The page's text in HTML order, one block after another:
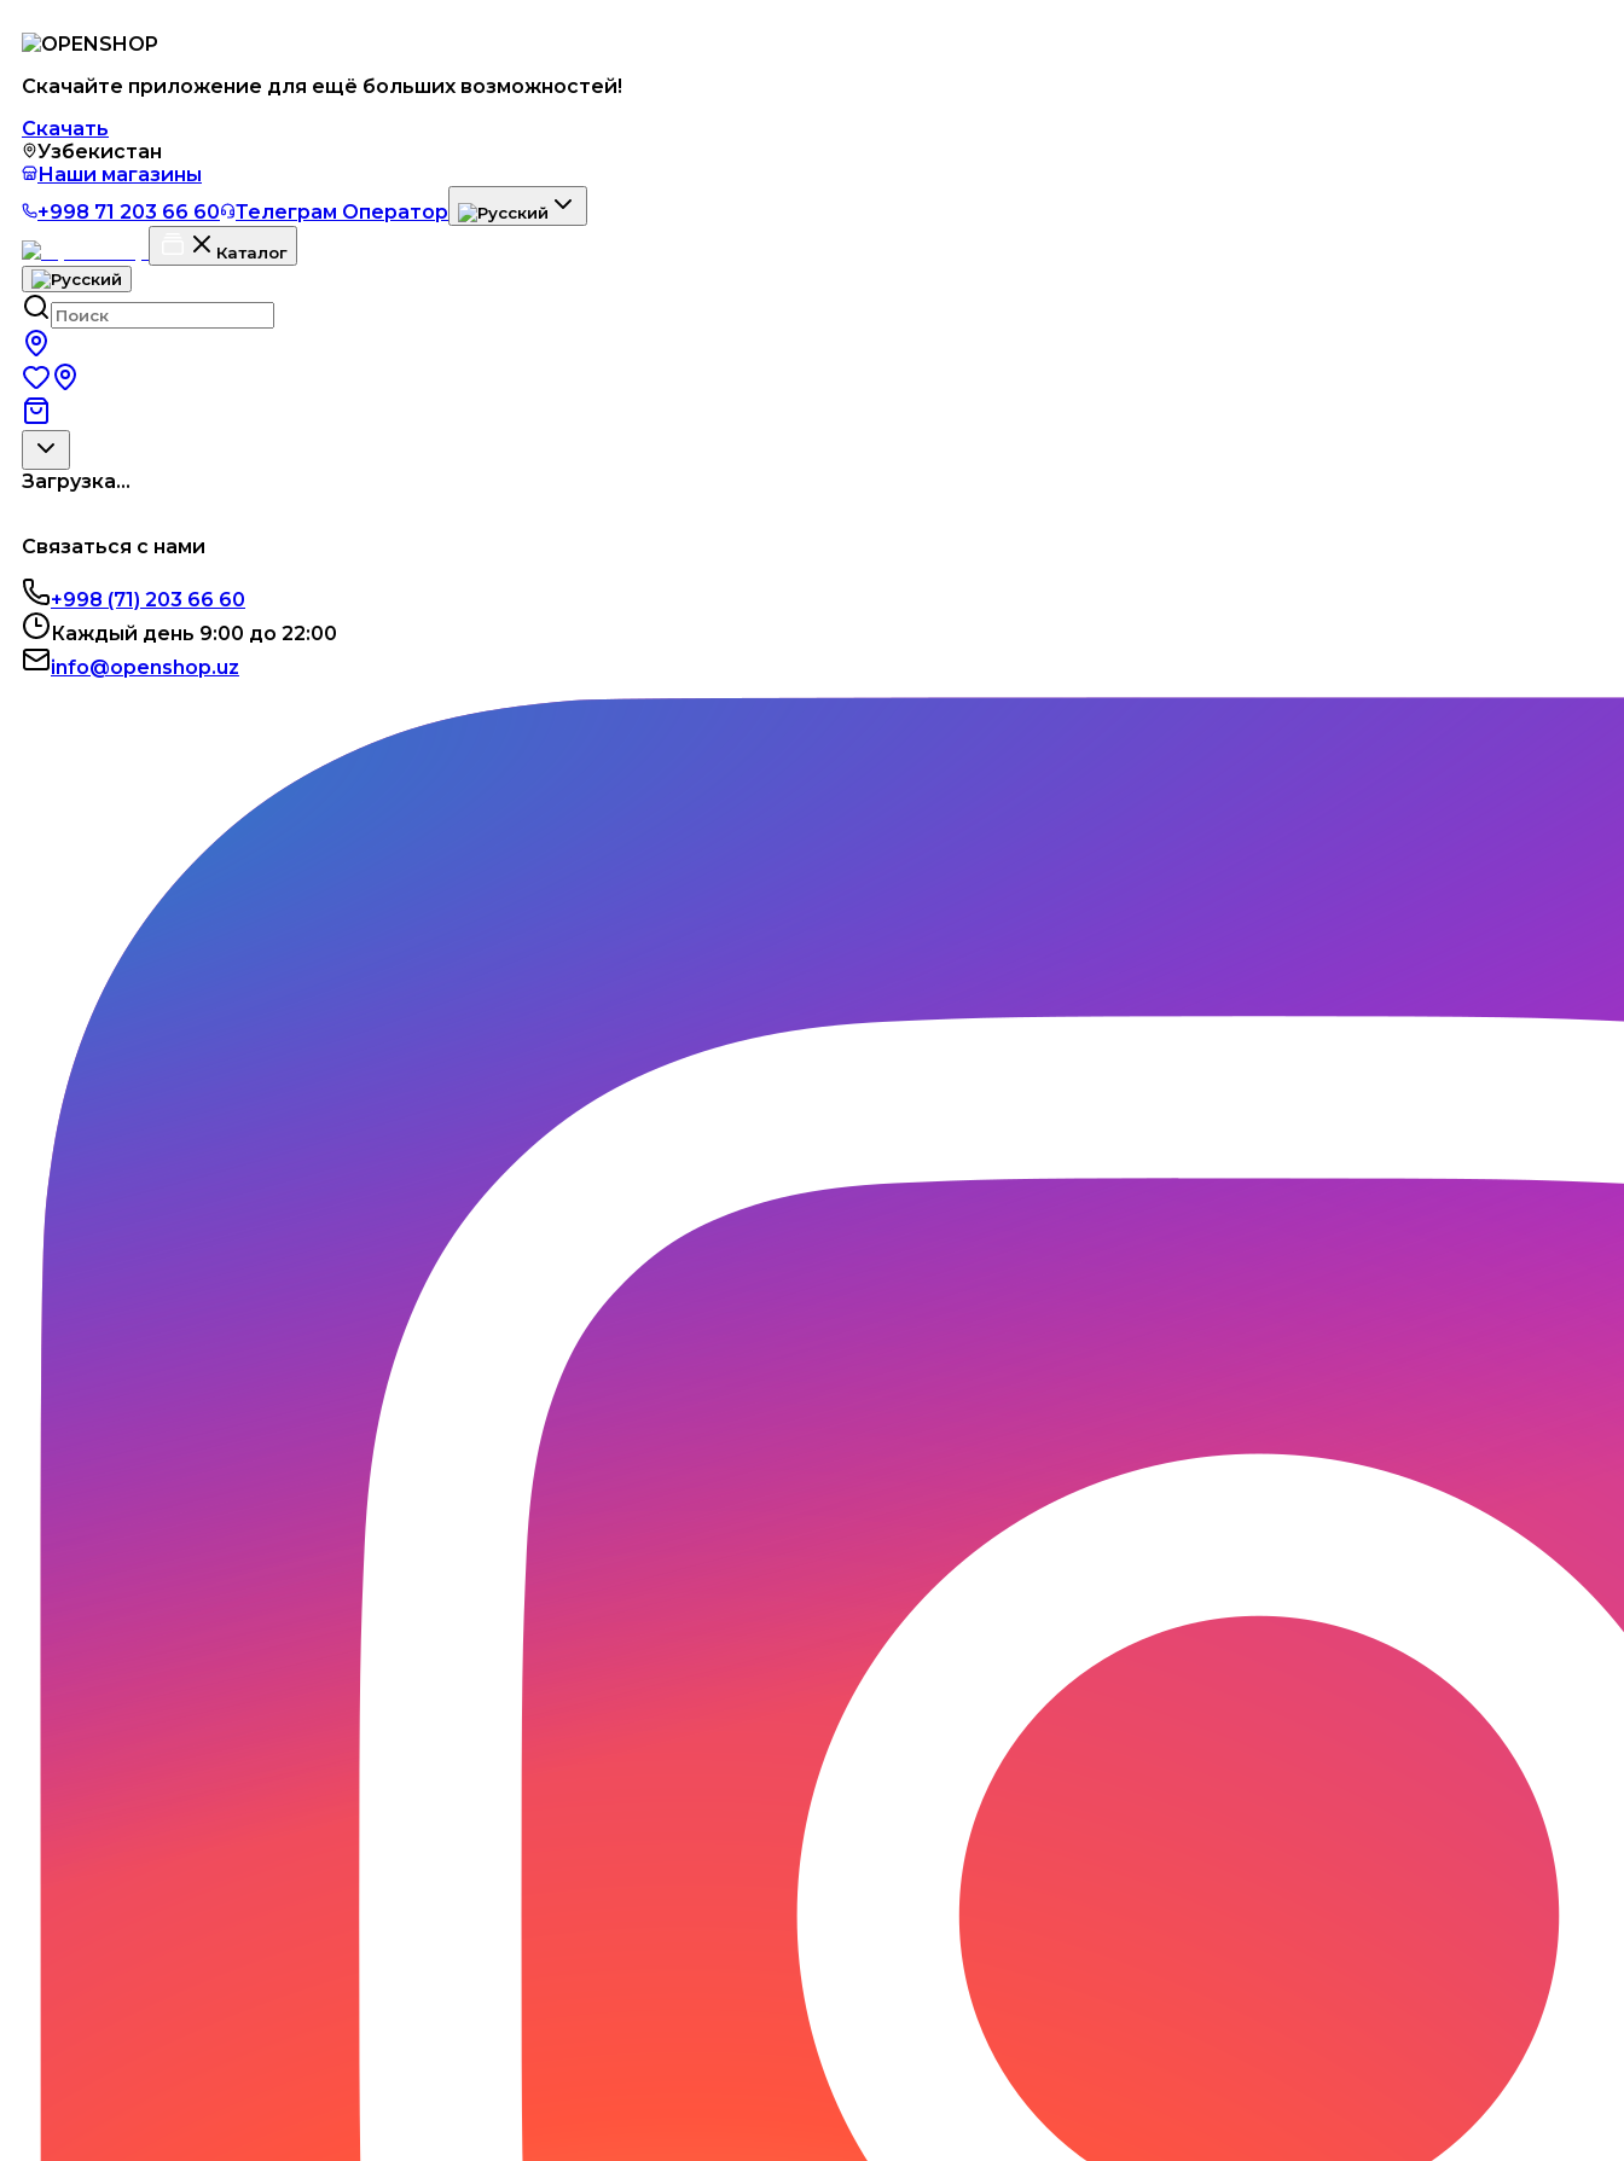
Скачайте приложение для ещё больших возможностей!
Скачать
Узбекистан
Наши магазины
+998 71 203 66 60
Телеграм Оператор
Каталог
Загрузка...
Связаться с нами
+998 (71) 203 66 60
Каждый день 9:00 до 22:00
info@openshop.uz